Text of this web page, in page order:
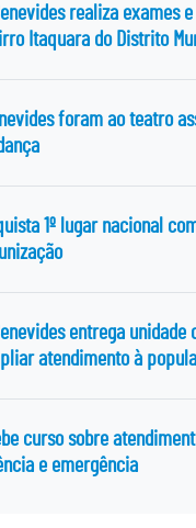
realiza exames
Itaquara do Distrito
foram ao teatro
1º lugar nacional
entrega unidade
atendimento à
curso sobre
e emergência